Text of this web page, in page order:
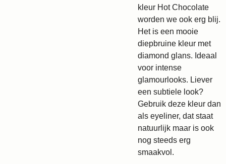
kleur Hot Chocolate
worden we ook erg blij.
Het is een mooie
diepbruine kleur met
diamond glans. Ideaal
voor intense
glamourlooks. Liever
een subtiele look?
Gebruik deze kleur dan
als eyeliner, dat staat
natuurlijk maar is ook
nog steeds erg
smaakvol.